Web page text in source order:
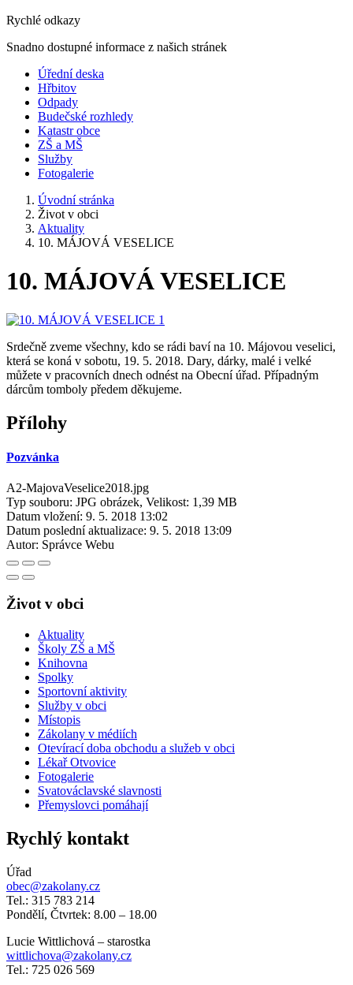
Rychlé odkazy
Snadno dostupné informace z našich stránek
Úřední deska
Hřbitov
Odpady
Budečské rozhledy
Katastr obce
ZŠ a MŠ
Služby
Fotogalerie
Úvodní stránka
Život v obci
Aktuality
10. MÁJOVÁ VESELICE
10. MÁJOVÁ VESELICE
Srdečně zveme všechny, kdo se rádi baví na 10. Májovou veselici,
která se koná v sobotu, 19. 5. 2018. Dary, dárky, malé i velké
můžete v pracovních dnech odnést na Obecní úřad. Případným
dárcům tomboly předem děkujeme.
Přílohy
Pozvánka
A2-MajovaVeselice2018.jpg
Typ souboru: JPG obrázek, Velikost: 1,39 MB
Datum vložení: 9. 5. 2018 13:02
Datum poslední aktualizace: 9. 5. 2018 13:09
Autor: Správce Webu
Život v obci
Aktuality
Školy ZŠ a MŠ
Knihovna
Spolky
Sportovní aktivity
Služby v obci
Místopis
Zákolany v médiích
Otevírací doba obchodu a služeb v obci
Lékař Otvovice
Fotogalerie
Svatováclavské slavnosti
Přemyslovci pomáhají
Rychlý kontakt
Úřad
obec@zakolany.cz
Tel.: 315 783 214
Pondělí, Čtvrtek: 8.00 – 18.00
Lucie Wittlichová – starostka
wittlichova@zakolany.cz
Tel.: 725 026 569